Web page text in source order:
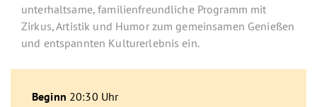
unterhaltsame, familienfreundliche Programm mit
Zirkus, Artistik und Humor zum gemeinsamen Genießen
und entspannten Kulturerlebnis ein.
Beginn 20:30 Uhr